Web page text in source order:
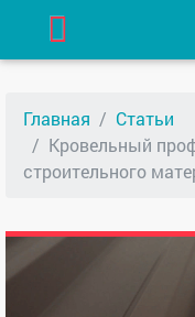
Главная
Статьи
Кровельный
строительного